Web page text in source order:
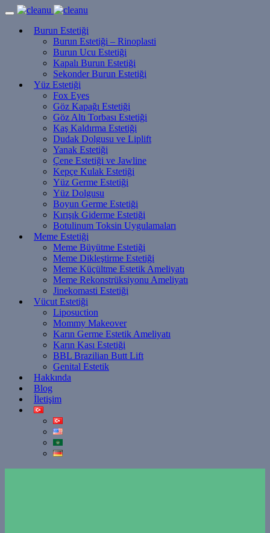
Burun Estetiği
Burun Estetiği – Rinoplasti
Burun Ucu Estetiği
Kapalı Burun Estetiği
Sekonder Burun Estetiği
Yüz Estetiği
Fox Eyes
Göz Kapağı Estetiği
Göz Altı Torbası Estetiği
Kaş Kaldırma Estetiği
Dudak Dolgusu ve Liplift
Yanak Estetiği
Çene Estetiği ve Jawline
Kepçe Kulak Estetiği
Yüz Germe Estetiği
Yüz Dolgusu
Boyun Germe Estetiği
Kırışık Giderme Estetiği
Botulinum Toksin Uygulamaları
Meme Estetiği
Meme Büyütme Estetiği
Meme Dikleştirme Estetiği
Meme Küçültme Estetik Ameliyatı
Meme Rekonstrüksiyonu Ameliyatı
Jinekomasti Estetiği
Vücut Estetiği
Liposuction
Mommy Makeover
Karın Germe Estetik Ameliyatı
Karın Kası Estetiği
BBL Brazilian Butt Lift
Genital Estetik
Hakkında
Blog
İletişim